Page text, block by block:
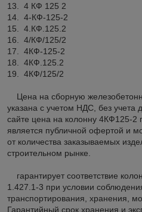
13. 4 КФ 125 2
14. 4-КФ-125-2
15. 4.КФ.125.2
16. 4/КФ/125/2
17. 4КФ-125-2
18. 4КФ.125.2
19. 4КФ/125/2
Цена на сборную
указана с учетом НДС, без учета
сайте цена на колонну 4КФ125-2
является публичной офертой и
от количества заказываемых
строительном рынке.
гарантирует соответствие
1.427.1-3 при условии
транспортирования, хранения,
Гарантийный срок хранения и